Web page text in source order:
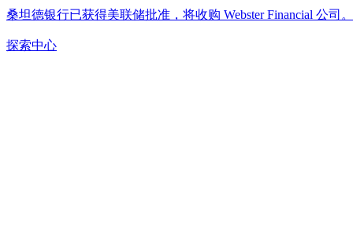
桑坦德银行已获得美联储批准，将收购 Webster Financial 公司。
探索中心